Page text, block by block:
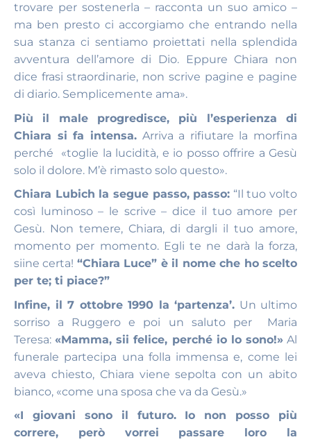
trovare per sostenerla – racconta un suo amico –
ma ben presto ci accorgiamo che entrando nella
sua stanza ci sentiamo proiettati nella splendida
avventura dell’amore di Dio. Eppure Chiara non
dice frasi straordinarie, non scrive pagine e pagine
di diario. Semplicemente ama».
Più il male progredisce, più l’esperienza di
Chiara si fa intensa.Arriva a rifiutare la morfina
perché «toglie la lucidità, e io posso offrire a Gesù
solo il dolore. M’è rimasto solo questo».
Chiara Lubich la segue passo, passo: “Il tuo volto
così luminoso – le scrive – dice il tuo amore per
Gesù. Non temere, Chiara, di dargli il tuo amore,
momento per momento. Egli te ne darà la forza,
siine certa! “Chiara Luce” è il nome che ho scelto
per te; ti piace?”
Infine, il 7 ottobre 1990 la ‘partenza’. Un ultimo
sorriso a Ruggero e poi un saluto per Maria
Teresa:«Mamma, sii felice, perché io lo sono!»Al
funerale partecipa una folla immensa e, come lei
aveva chiesto, Chiara viene sepolta con un abito
bianco, «come una sposa che va da Gesù.»
«I giovani sono il futuro. Io non posso più
correre, però vorrei passare loro la